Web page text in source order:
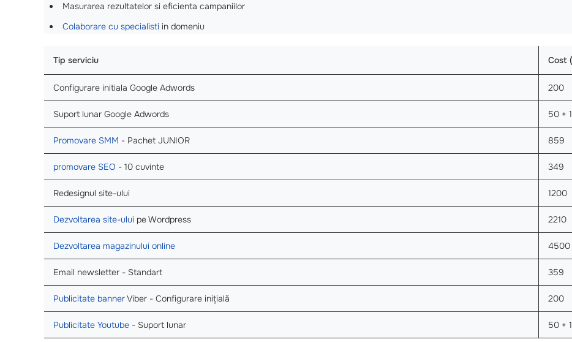
Masurarea rezultatelor si eficienta campaniilor
Colaborare cu specialisti in domeniu
Tip serviciu Cost
Configurare initiala Google Adwords 200
Suport lunar Google Adwords 50 +
Promovare SMM - Pachet JUNIOR 859
promovare SEO - 10 cuvinte 349
Redesignul site-ului 1200
Dezvoltarea site-ului pe Wordpress 2210
Dezvoltarea magazinului online 4500
Email newsletter - Standart 359
Publicitate bannerViber - Configurare inițială 200
Publicitate Youtube - Suport lunar 50 +